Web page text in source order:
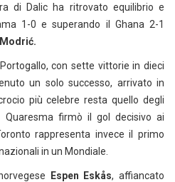
di Dalic ha ritrovato equilibrio e
1-0 e superando il Ghana 2-1
con sette vittorie in dieci
un solo successo, arrivato in
più celebre resta quello degli
firmò il gol decisivo ai
rappresenta invece il primo
in un Mondiale.
Espen Eskås, affiancato